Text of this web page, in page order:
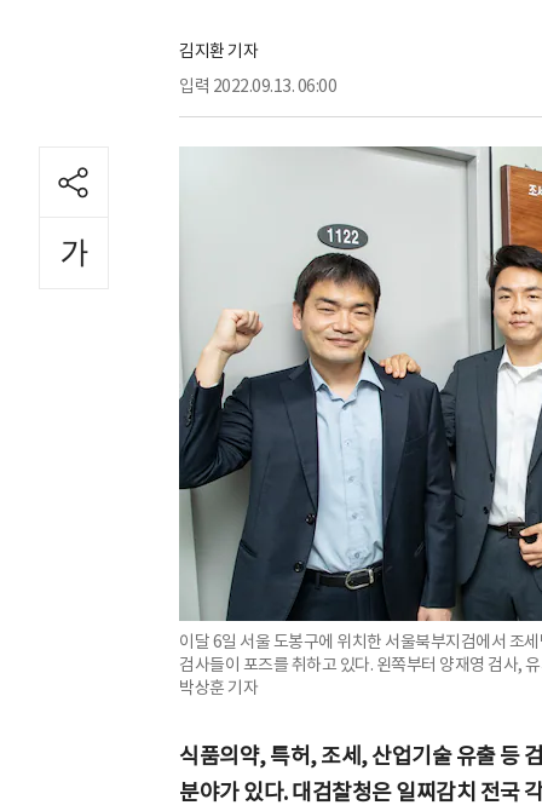
김지환 기자
입력 2022.09.13. 06:00
이달 6일 서울 도봉구에 위치한 서울북부지검에서 조
검사들이 포즈를 취하고 있다. 왼쪽부터 양재영 검사,
박상훈 기자
식품의약, 특허, 조세, 산업기술 유출 등
분야가 있다. 대검찰청은 일찌감치 전국